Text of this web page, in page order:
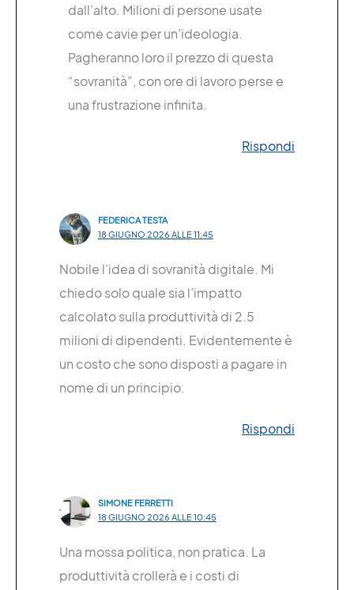
dall’alto. Milioni di persone usate
come cavie per un’ideologia.
Pagheranno loro il prezzo di questa
“sovranità”, con ore di lavoro perse e
una frustrazione infinita.
Rispondi
FEDERICA TESTA
18 GIUGNO 2026 ALLE 11:45
Nobile l’idea di sovranità digitale. Mi
chiedo solo quale sia l’impatto
calcolato sulla produttività di 2.5
milioni di dipendenti. Evidentemente è
un costo che sono disposti a pagare in
nome di un principio.
Rispondi
SIMONE FERRETTI
18 GIUGNO 2026 ALLE 10:45
Una mossa politica, non pratica. La
produttività crollerà e i costi di